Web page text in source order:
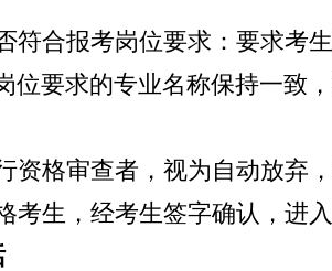
符合报考岗位要求：要求考
位要求的专业名称保持一致
资格审查者，视为自动放弃
考生，经考生签字确认，进入